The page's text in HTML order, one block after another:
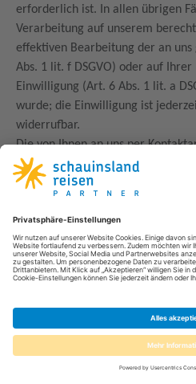
erforderlich ist. In allen übrigen
Verarbeitung auf unserem
effektiven Bearbeitung der an
Abs. 1 lit. f DSGVO) oder auf Ihrer
Einwilligung (Art. 6 Abs. 1 lit. a
wurde; die Einwilligung ist
widerrufbar.
Die von Ihnen an uns per
verbleiben bei uns, bis Sie uns zur
auffordern, Ihre Einwilligung zur
(z. B. nach abgeschlossener
Zwingende gesetzliche
insbesondere gesetzliche
unberührt.
5. Analyse-Tools und Werbung
Matomo
Diese Website benutzt den Open